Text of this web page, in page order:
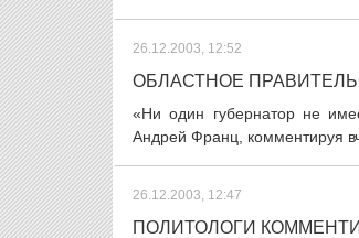
26.12.2003, 12:52
ОБЛАСТНОЕ
«Ни один губернатор не
Андрей Франц, комментируя
26.12.2003, 12:47
ПОЛИТОЛОГИ